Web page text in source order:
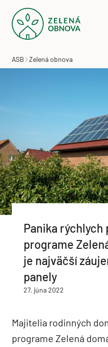
ASB Zelená obnova
Panika rýchlych
programe
je najväčší
panely
27. júna 2022
Majitelia rodinných
programe Zelená